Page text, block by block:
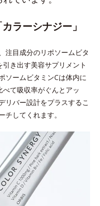
ラーシナジー」
注目成分のリポソームビタ
き出す美容サプリメント
ソームビタミンCは体内に
て吸収率がぐんとアッ
リバー設計をプラスするこ
チしてくれます。